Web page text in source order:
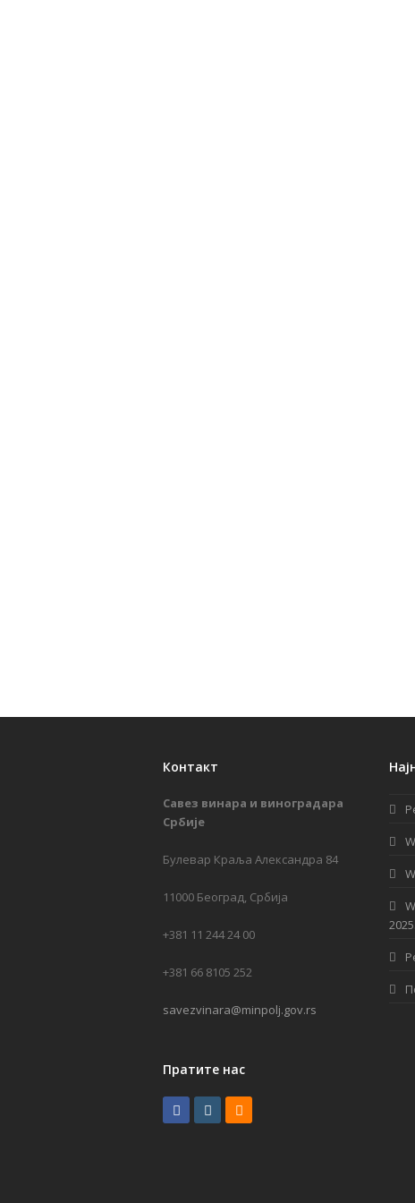
Контакт
Савез винара и виноградара
Србије
Булевар Краља Александра 84
11000 Београд, Србија
+381 11 244 24 00
+381 66 8105 252
savezvinara@minpolj.gov.rs
Пратите нас
2025.